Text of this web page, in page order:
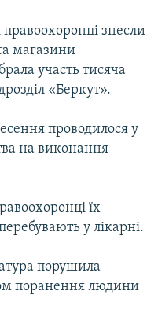
знесли
магазини
участь тисяча
«Беркут».
проводилося у
на виконання
їх
у лікарні.
порушила
поранення людини